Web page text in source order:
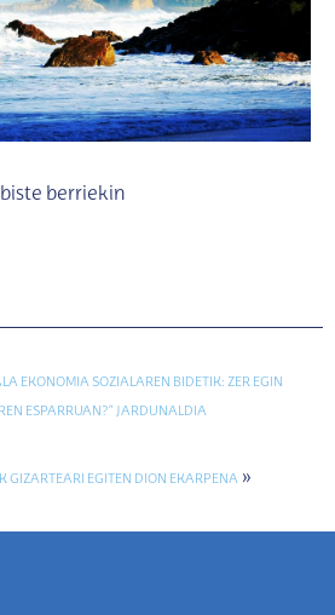
berriekin
EKONOMIA SOZIALAREN BIDETIK: ZER EGIN
ESPARRUAN?” JARDUNALDIA
GIZARTEARI EGITEN DION EKARPENA»